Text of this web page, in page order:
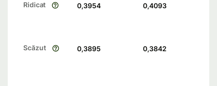
Ridicat 0,3954 0,4093
Scăzut 0,3895 0,3842